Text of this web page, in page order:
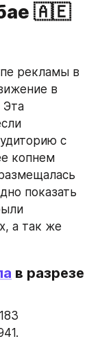
🇦🇪
рекламы в
в
Эта
с
копнем
показать
а так же
в разрезе